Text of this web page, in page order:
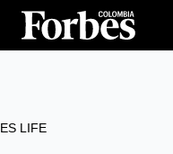
LIFE